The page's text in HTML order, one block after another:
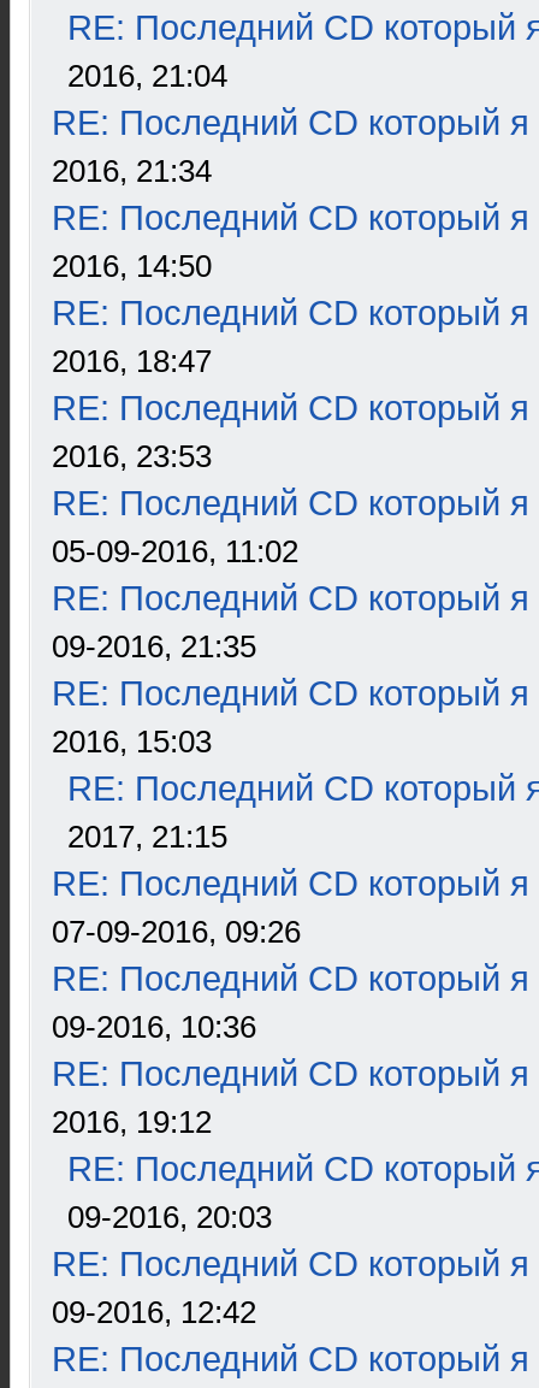
RE: Последний CD который
2016, 21:04
RE: Последний CD который я
2016, 21:34
RE: Последний CD который я
2016, 14:50
RE: Последний CD который я
2016, 18:47
RE: Последний CD который я
2016, 23:53
RE: Последний CD который я
05-09-2016, 11:02
RE: Последний CD который я
09-2016, 21:35
RE: Последний CD который я
2016, 15:03
RE: Последний CD который
2017, 21:15
RE: Последний CD который я
07-09-2016, 09:26
RE: Последний CD который я
09-2016, 10:36
RE: Последний CD который я
2016, 19:12
RE: Последний CD который
09-2016, 20:03
RE: Последний CD который я
09-2016, 12:42
RE: Последний CD который я